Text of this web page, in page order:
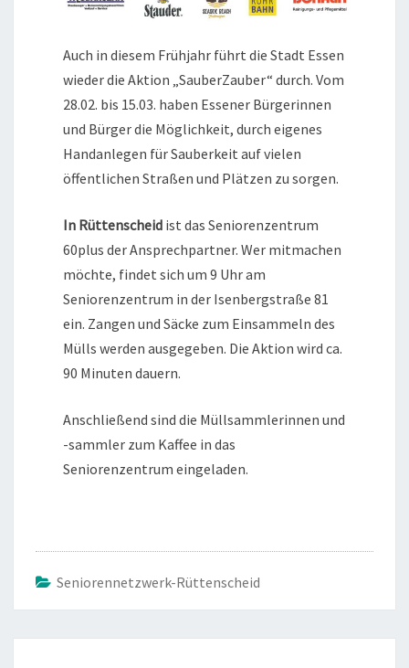
Auch in diesem Frühjahr führt die Stadt Essen
wieder die Aktion „SauberZauber“ durch. Vom
28.02. bis 15.03. haben Essener Bürgerinnen
und Bürger die Möglichkeit, durch eigenes
Handanlegen für Sauberkeit auf vielen
öffentlichen Straßen und Plätzen zu sorgen.
In Rüttenscheidist das Seniorenzentrum
60plus der Ansprechpartner. Wer mitmachen
möchte, findet sich um 9 Uhr am
Seniorenzentrum in der Isenbergstraße 81
ein. Zangen und Säcke zum Einsammeln des
Mülls werden ausgegeben. Die Aktion wird ca.
90 Minuten dauern.
Anschließend sind die Müllsammlerinnen und
-sammler zum Kaffee in das
Seniorenzentrum eingeladen.
Seniorennetzwerk-Rüttenscheid